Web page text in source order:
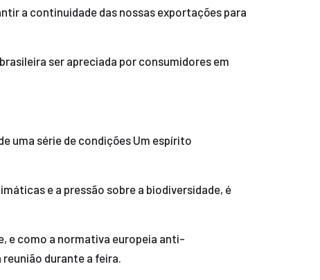
a continuidade das nossas exportações para
ser apreciada por consumidores em
uma série de condições Um espírito
e a pressão sobre a biodiversidade, é
e como a normativa europeia anti-
durante a feira.